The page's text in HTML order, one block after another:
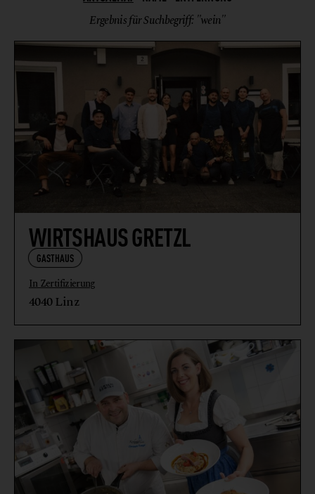
Ergebnis für Suchbegriff: "wein"
WIRTSHAUS GRETZL
GASTHAUS
In Zertifizierung
4040 Linz